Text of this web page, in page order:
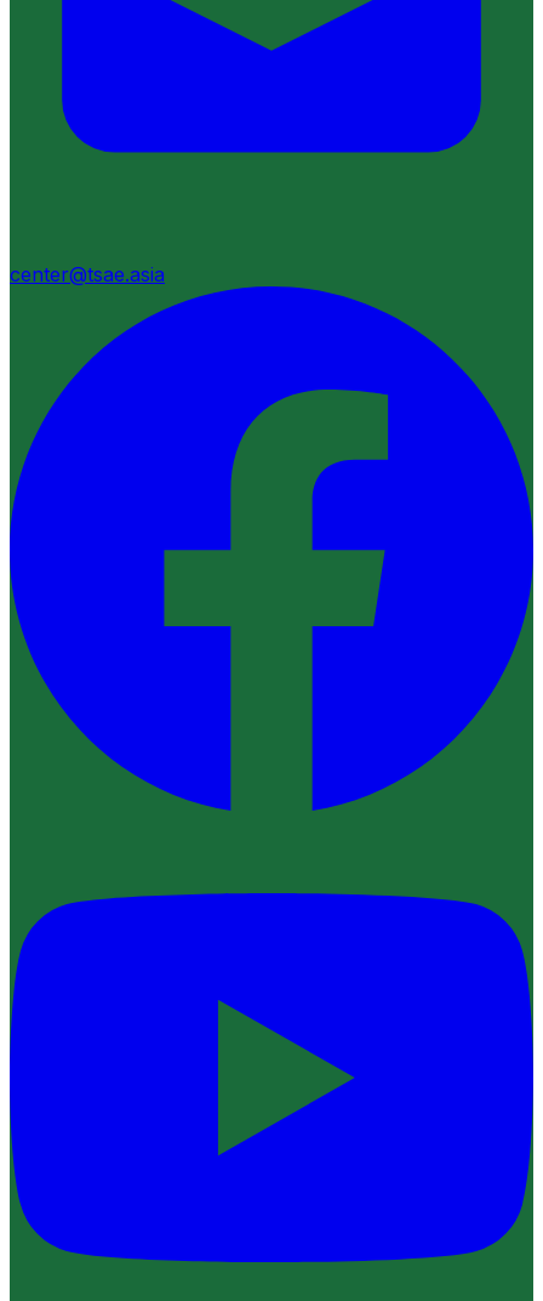
center@tsae.asia